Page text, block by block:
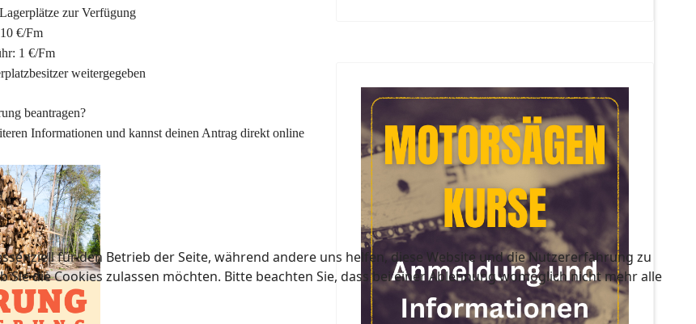
zur Verfügung
€/Fm
1 €/Fm
weitergegeben
beantragen?
Informationen und kannst deinen Antrag direkt online
für den Betrieb der Seite, während andere uns helfen, diese Website und die Nutzererfahrung zu
Sie die Cookies zulassen möchten. Bitte beachten Sie, dass bei einer Ablehnung womöglich nicht mehr alle